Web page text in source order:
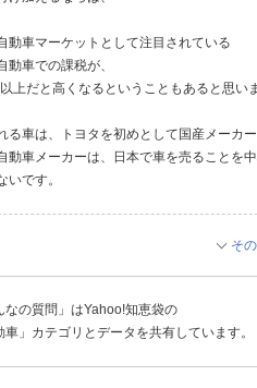
動車マーケットとして注目されている
動車での課税が、
上だと高くなるということもあると思いま
る車は、トヨタを初めとして国産メーカ
動車メーカーは、日本で車を売ることを
いです。
そ
なの質問」はYahoo!知恵袋の
車」カテゴリとデータを共有しています。